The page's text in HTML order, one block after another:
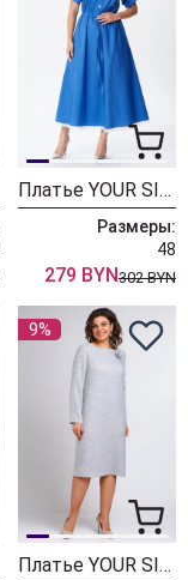
Платье YOUR SIZE 2257
Размеры:
48
279 BYN302 BYN
9%
Платье YOUR SIZE 2251